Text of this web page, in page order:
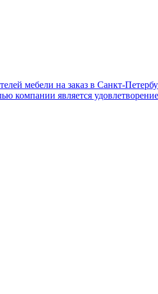
мебели на заказ в Санкт-
является удовлетворение